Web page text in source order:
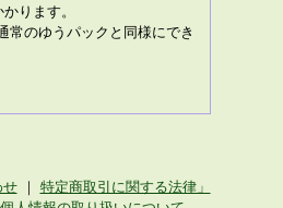
ります。
常のゆうパックと同様にでき
せ｜ 特定商取引に関する法律」